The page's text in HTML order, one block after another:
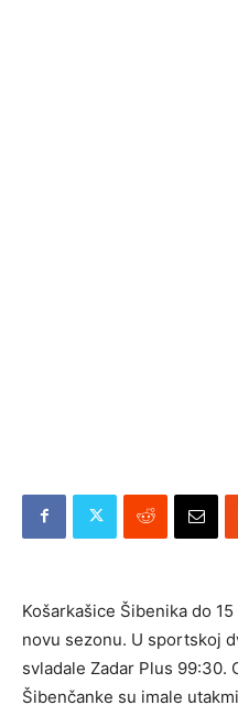
Košarkašice Šibenika do
novu sezonu. U sportskoj
svladale Zadar Plus 99:30.
Šibenčanke su imale